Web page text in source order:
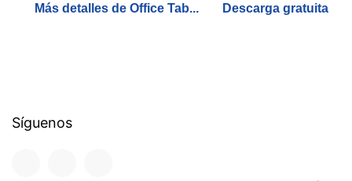
Más detalles de Office Tab... Descarga gratuita
Síguenos